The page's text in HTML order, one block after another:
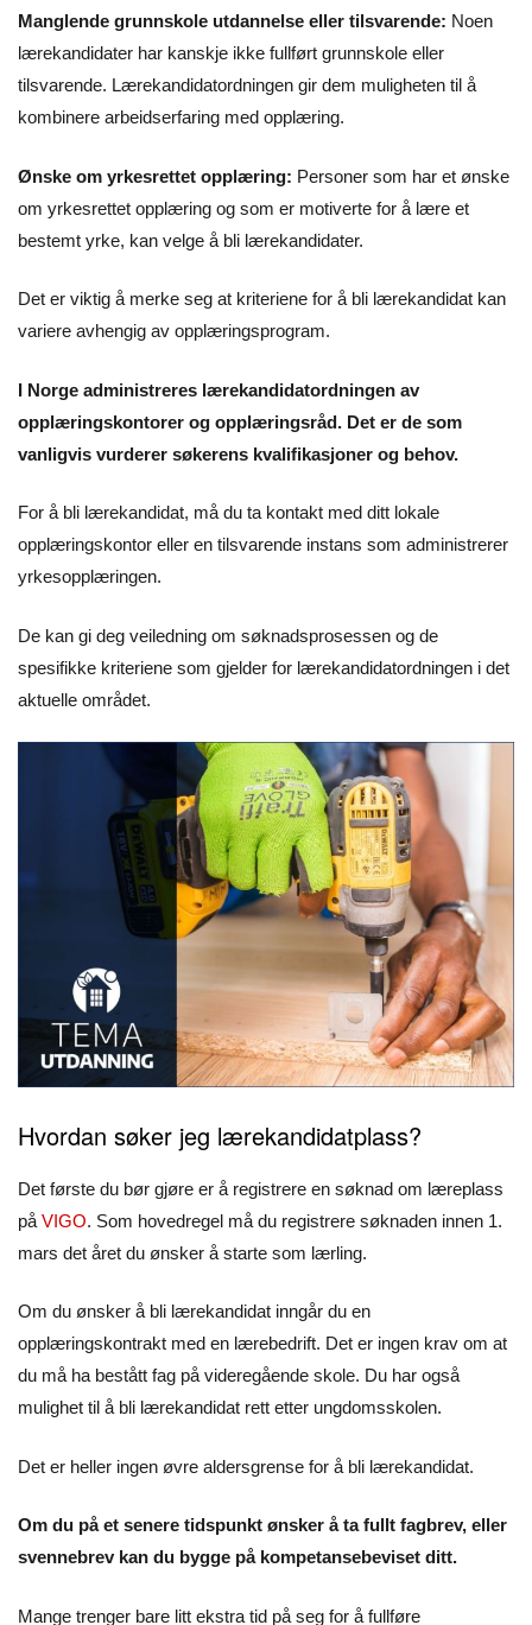
Manglende grunnskole utdannelse eller tilsvarende: Noen
lærekandidater har kanskje ikke fullført grunnskole eller
tilsvarende. Lærekandidatordningen gir dem muligheten til å
kombinere arbeidserfaring med opplæring.
Ønske om yrkesrettet opplæring: Personer som har et ønske
om yrkesrettet opplæring og som er motiverte for å lære et
bestemt yrke, kan velge å bli lærekandidater.
Det er viktig å merke seg at kriteriene for å bli lærekandidat kan
variere avhengig av opplæringsprogram.
I Norge administreres lærekandidatordningen av
opplæringskontorer og opplæringsråd. Det er de som
vanligvis vurderer søkerens kvalifikasjoner og behov.
For å bli lærekandidat, må du ta kontakt med ditt lokale
opplæringskontor eller en tilsvarende instans som administrerer
yrkesopplæringen.
De kan gi deg veiledning om søknadsprosessen og de
spesifikke kriteriene som gjelder for lærekandidatordningen i det
aktuelle området.
Hvordan søker jeg lærekandidatplass?
Det første du bør gjøre er å registrere en søknad om læreplass
på VIGO. Som hovedregel må du registrere søknaden innen 1.
mars det året du ønsker å starte som lærling.
Om du ønsker å bli lærekandidat inngår du en
opplæringskontrakt med en lærebedrift. Det er ingen krav om at
du må ha bestått fag på videregående skole. Du har også
mulighet til å bli lærekandidat rett etter ungdomsskolen.
Det er heller ingen øvre aldersgrense for å bli lærekandidat.
Om du på et senere tidspunkt ønsker å ta fullt fagbrev, eller
svennebrev kan du bygge på kompetansebeviset ditt.
Mange trenger bare litt ekstra tid på seg for å fullføre